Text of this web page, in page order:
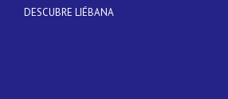
DESCUBRE LIÉBANA